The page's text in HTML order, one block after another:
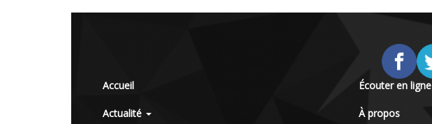
Accueil
Actualité
Écouter en ligne
À propos